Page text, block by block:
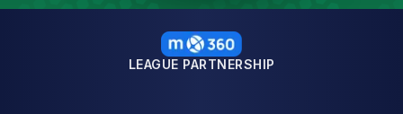
LEAGUE PARTNERSHIP